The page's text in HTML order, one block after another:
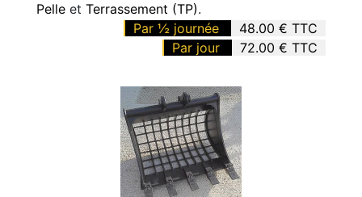
Pelle et Terrassement (TP).
Par ½ journée
48.00 € TTC
Par jour
72.00 € TTC